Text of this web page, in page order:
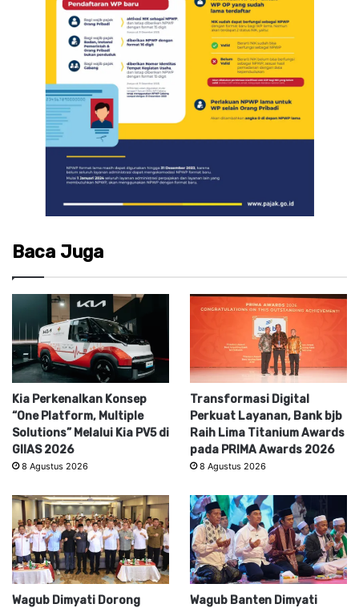
Baca Juga
Kia Perkenalkan Konsep
“One Platform, Multiple
Solutions” Melalui Kia PV5 di
GIIAS 2026
8 Agustus 2026
Transformasi Digital
Perkuat Layanan, Bank bjb
Raih Lima Titanium Awards
pada PRIMA Awards 2026
8 Agustus 2026
Wagub Dimyati Dorong
Wagub Banten Dimyati